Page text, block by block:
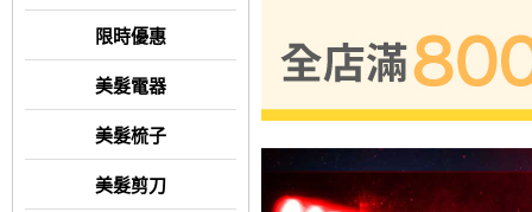
限時優惠
美髮電器
美髮梳子
美髮剪刀